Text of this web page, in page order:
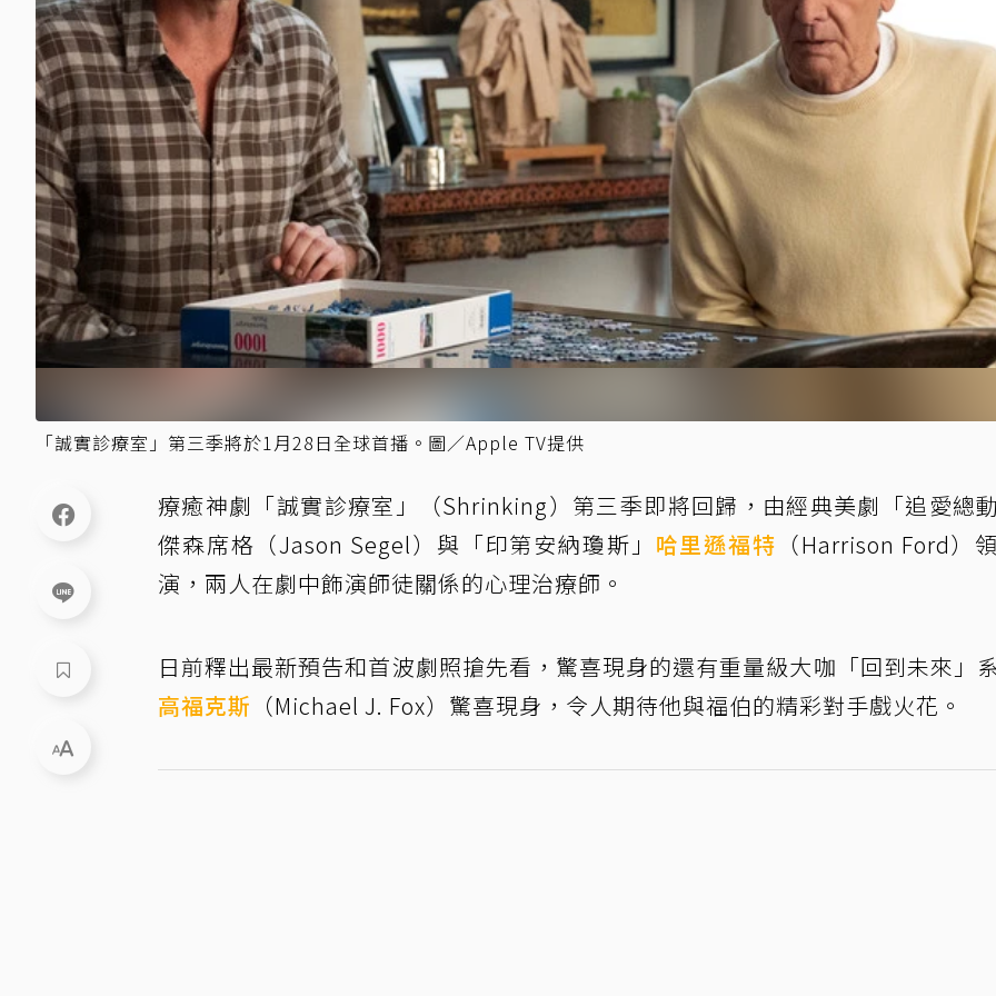
「誠實診療室」第三季將於1月28日全球首播。圖／Apple TV提供
療癒神劇「誠實診療室」（Shrinking）第三季即將回歸，由經典美劇「追愛總動
傑森席格（Jason Segel）與「印第安納瓊斯」 哈里遜福特 （Harrison Ford）
演，兩人在劇中飾演師徒關係的心理治療師。
日前釋出最新預告和首波劇照搶先看，驚喜現身的還有重量級大咖「回到未來」
高福克斯 （Michael J. Fox）驚喜現身，令人期待他與福伯的精彩對手戲火花。